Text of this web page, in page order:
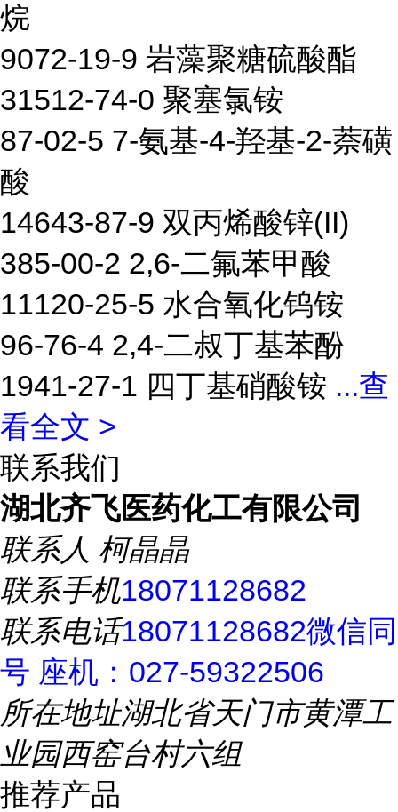
烷
9072-19-9 岩藻聚糖硫酸酯
31512-74-0 聚塞氯铵
87-02-5 7-氨基-4-羟基-2-萘磺
酸
14643-87-9 双丙烯酸锌(II)
385-00-2 2,6-二氟苯甲酸
11120-25-5 水合氧化钨铵
96-76-4 2,4-二叔丁基苯酚
1941-27-1 四丁基硝酸铵 ...查
看全文 >
联系我们
湖北齐飞医药化工有限公司
联系人 柯晶晶
联系手机18071128682
联系电话18071128682微信同
号 座机：027-59322506
所在地址湖北省天门市黄潭工
业园西窑台村六组
推荐产品